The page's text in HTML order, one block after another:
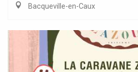
Bacqueville-en-Caux